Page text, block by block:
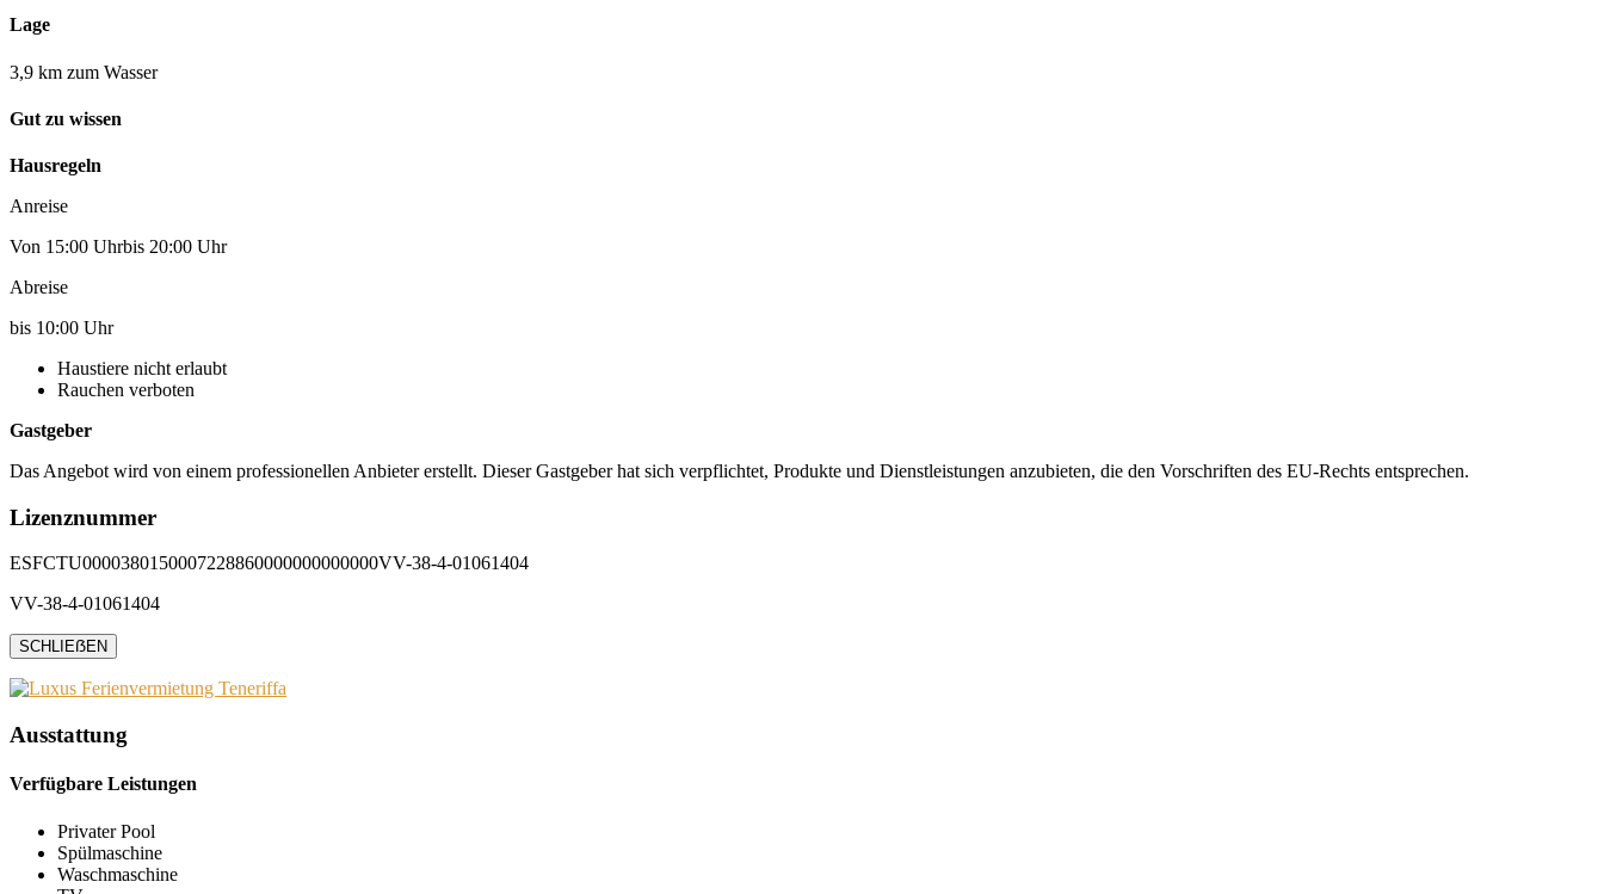
Lage
3,9 km zum Wasser
Gut zu wissen
Hausregeln
Anreise
Von 15:00 Uhrbis 20:00 Uhr
Abreise
bis 10:00 Uhr
Haustiere nicht erlaubt
Rauchen verboten
Gastgeber
Das Angebot wird von einem professionellen Anbieter erstellt. Dieser Gastgeber hat sich verpflichtet, Produkte und Dienstleistungen anzubieten, die den Vorschriften des EU-Rechts entsprechen.
Lizenznummer
ESFCTU0000380150007228860000000000000VV-38-4-01061404
VV-38-4-01061404
SCHLIEẞEN
Ausstattung
Verfügbare Leistungen
Privater Pool
Spülmaschine
Waschmaschine